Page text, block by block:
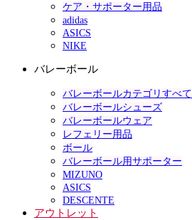
ケア・サポーター用品
adidas
ASICS
NIKE
バレーボール
バレーボールカテゴリすべて
バレーボールシューズ
バレーボールウェア
レフェリー用品
ボール
バレーボール用サポーター
MIZUNO
ASICS
DESCENTE
アウトレット